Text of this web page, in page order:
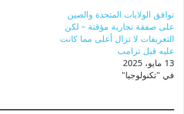
توافق الولايات المتحدة والصين
على صفقة تجارية مؤقتة – لكن
التعريفات لا تزال أعلى مما كانت
عليه قبل ترامب
13 مايو، 2025
في "تكنولوجيا"